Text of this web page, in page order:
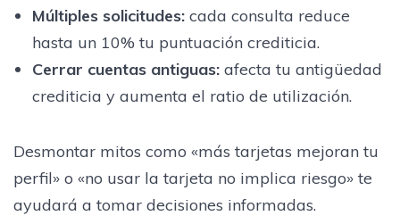
Múltiples solicitudes:cada consulta reduce
hasta un 10% tu puntuación crediticia.
Cerrar cuentas antiguas:afecta tu antigüedad
crediticia y aumenta el ratio de utilización.
Desmontar mitos como «más tarjetas mejoran tu
perfil» o «no usar la tarjeta no implica riesgo» te
ayudará a tomar decisiones informadas.